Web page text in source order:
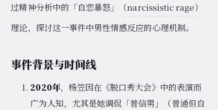
过精神分析中的「自恋暴怒」
（narcissistic rage）
理论，探讨这一事件中男性情感反应的心理机制。
事件背景与时间线
2020年，杨笠因在《脱口秀大会》中的表演而
广为人知，尤其是她调侃「普信男」（普通但自